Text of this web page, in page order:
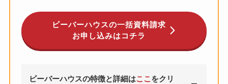
ビーバーハウスの一括資料請求
お申し込みはコチラ
ビーバーハウスの特徴と詳細はここ をクリ